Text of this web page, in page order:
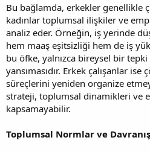
Bu bağlamda, erkekler genellikle
kadınlar toplumsal ilişkiler ve
analiz eder. Örneğin, iş yerinde
hem maaş eşitsizliği hem de iş
bu öfke, yalnızca bireysel bir
yansımasıdır. Erkek çalışanlar
süreçlerini yeniden organize
strateji, toplumsal dinamikleri ve
kapsamayabilir.
Toplumsal Normlar ve